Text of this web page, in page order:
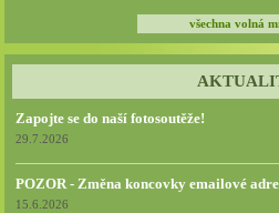
všechna volná
Zapojte se do naší fotosoutěže!
29.7.2026
POZOR - Změna koncovky emailové
15.6.2026